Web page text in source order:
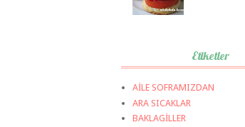
Etiketler
AİLE SOFRAMIZDAN
ARA SICAKLAR
BAKLAGİLLER